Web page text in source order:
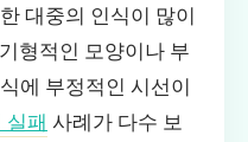
대중의 인식이 많이
형적인 모양이나 부
에 부정적인 시선이
실패 사례가 다수 보